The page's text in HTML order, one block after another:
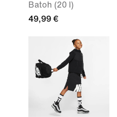
Batoh (20 l)
49,99 €